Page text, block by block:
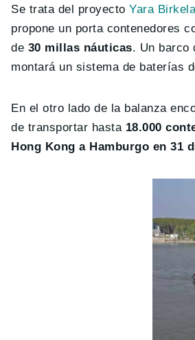
Se trata del proyectoYara
propone un porta contenedores
de 30 millas náuticas. Un barco
montará un sistema de baterías
En el otro lado de la balanza
de transportar hasta 18.000
Hong Kong a Hamburgo en 31